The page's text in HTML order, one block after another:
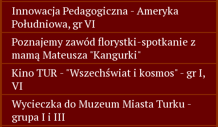
Innowacja Pedagogiczna - Ameryka
Południowa, gr VI
Poznajemy zawód florystki-spotkanie z
mamą Mateusza "Kangurki"
Kino TUR - "Wszechświat i kosmos" - gr I,
VI
Wycieczka do Muzeum Miasta Turku -
grupa I i III